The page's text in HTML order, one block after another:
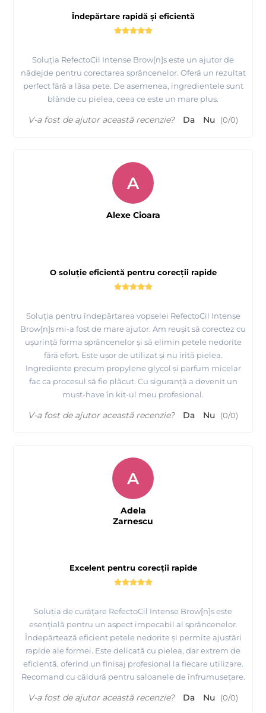
Îndepărtare rapidă și eficientă
Soluția RefectoCil Intense Brow[n]s este un ajutor de
nădejde pentru corectarea sprâncenelor. Oferă un rezultat
perfect fără a lăsa pete. De asemenea, ingredientele sunt
blânde cu pielea, ceea ce este un mare plus.
V-a fost de ajutor această recenzie? Da Nu (0/0)
O soluție eficientă pentru corecții rapide
Soluția pentru îndepărtarea vopselei RefectoCil Intense
Brow[n]s mi-a fost de mare ajutor. Am reușit să corectez cu
ușurință forma sprâncenelor și să elimin petele nedorite
fără efort. Este ușor de utilizat și nu irită pielea.
Ingrediente precum propylene glycol și parfum micelar
fac ca procesul să fie plăcut. Cu siguranță a devenit un
must-have în kit-ul meu profesional.
A
Alexe Cioara
V-a fost de ajutor această recenzie? Da Nu (0/0)
Excelent pentru corecții rapide
Soluția de curățare RefectoCil Intense Brow[n]s este
esențială pentru un aspect impecabil al sprâncenelor.
Îndepărtează eficient petele nedorite și permite ajustări
rapide ale formei. Este delicată cu pielea, dar extrem de
eficientă, oferind un finisaj profesional la fiecare utilizare.
Recomand cu căldură pentru saloanele de înfrumusețare.
A
Adela
Zarnescu
V-a fost de ajutor această recenzie? Da Nu (0/0)